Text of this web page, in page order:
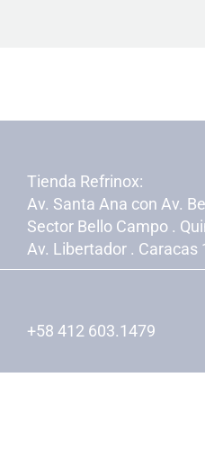
Tienda Refrinox:
Av. Santa Ana con Av.
Sector Bello Campo .
Av. Libertador . Caracas
+58 412 603.1479